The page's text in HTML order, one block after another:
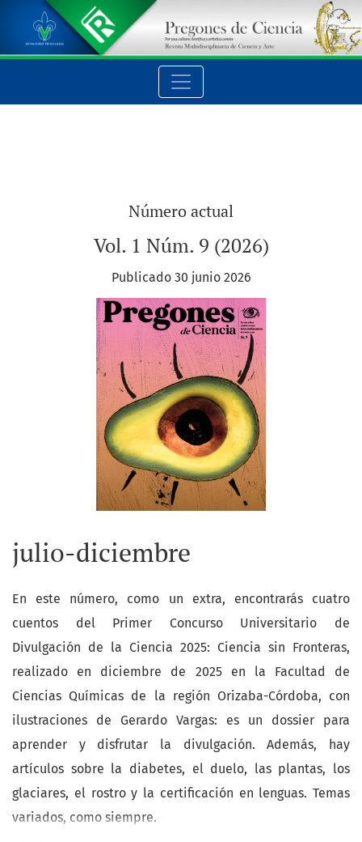
Pregones de Ciencia
Número actual
Vol. 1 Núm. 9 (2026)
Publicado 30 junio 2026
julio-diciembre
En este número, como un extra, encontrarás cuatro
cuentos del Primer Concurso Universitario de
Divulgación de la Ciencia 2025: Ciencia sin Fronteras,
realizado en diciembre de 2025 en la Facultad de
Ciencias Químicas de la región Orizaba-Córdoba, con
ilustraciones de Gerardo Vargas: es un dossier para
aprender y disfrutar la divulgación. Además, hay
artículos sobre la diabetes, el duelo, las plantas, los
glaciares, el rostro y la certificación en lenguas. Temas
variados, como siempre.